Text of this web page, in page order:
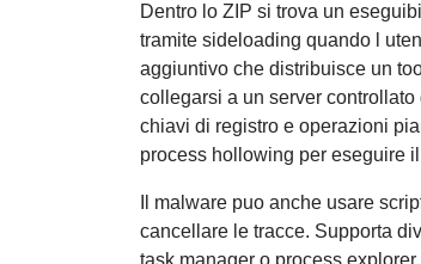
Dentro lo ZIP si trova un
tramite sideloading quando l
aggiuntivo che distribuisce un
collegarsi a un server
chiavi di registro e operazioni
process hollowing per eseguire
Il malware puo anche usare
cancellare le tracce. Supporta